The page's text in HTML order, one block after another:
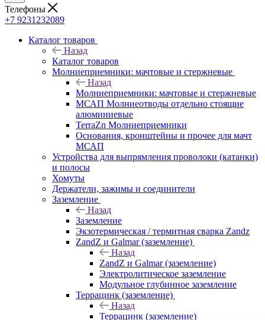
Телефоны
+7 9231232089
Каталог товаров
Назад
Каталог товаров
Молниеприемники: мачтовые и стержневые
Назад
Молниеприемники: мачтовые и стержневые
МСАП Молниеотводы отдельно стоящие
алюминиевые
TerraZn Молниеприемники
Основания, кронштейны и прочее для мачт
МСАП
Устройства для выпрямления проволоки (катанки)
и полосы
Хомуты
Держатели, зажимы и соединители
Заземление
Назад
Заземление
Экзотермическая / термитная сварка Zandz
ZandZ и Galmar (заземление)
Назад
ZandZ и Galmar (заземление)
Электролитическое заземление
Модульное глубинное заземление
Террацинк (заземление)
Назад
Террацинк (заземление)